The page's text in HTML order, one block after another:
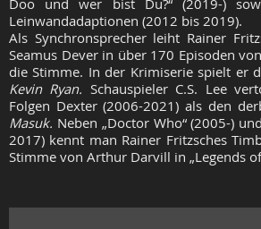
Doo und wer bist Du?“ (2019-)
Leinwandadaptionen (2012 bis 2019).
Als Synchronsprecher leiht Rainer
Seamus Dever in über 170 Episoden
die Stimme. In der Krimiserie spielt er
Kevin Ryan. Schauspieler C.S. Lee
Folgen Dexter (2006-2021) als den
Masuk. Neben „Doctor Who“ (2005-)
2017) kennt man Rainer Fritzsches
Stimme von Arthur Darvill in „Legends